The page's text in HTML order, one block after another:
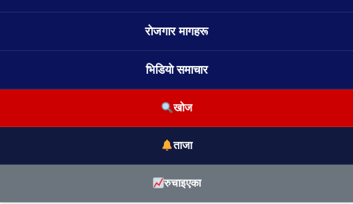
राेजगार मागहरू
भिडियाे समाचार
खोज
ताजा
रुचाइएका